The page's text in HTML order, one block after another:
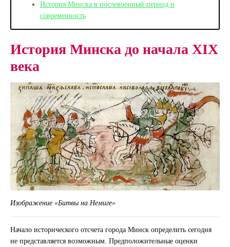
История Минска в послевоенный период и
современность
История Минска до начала XIX
века
Изображение «Битвы на Немиге»
Начало исторического отсчета города Минск определить сегодня
не представляется возможным. Предположительные оценки